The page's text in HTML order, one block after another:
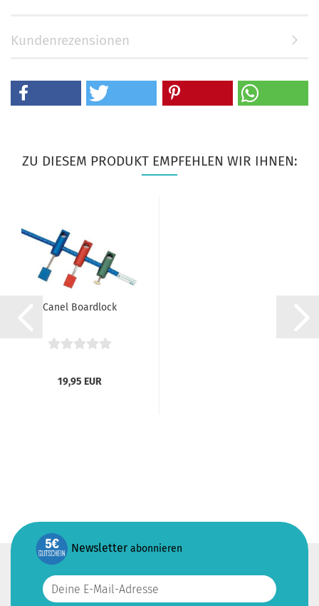
Kundenrezensionen
ZU DIESEM PRODUKT EMPFEHLEN WIR IHNEN:
Canel Boardlock
19,95 EUR
Newsletter abonnieren